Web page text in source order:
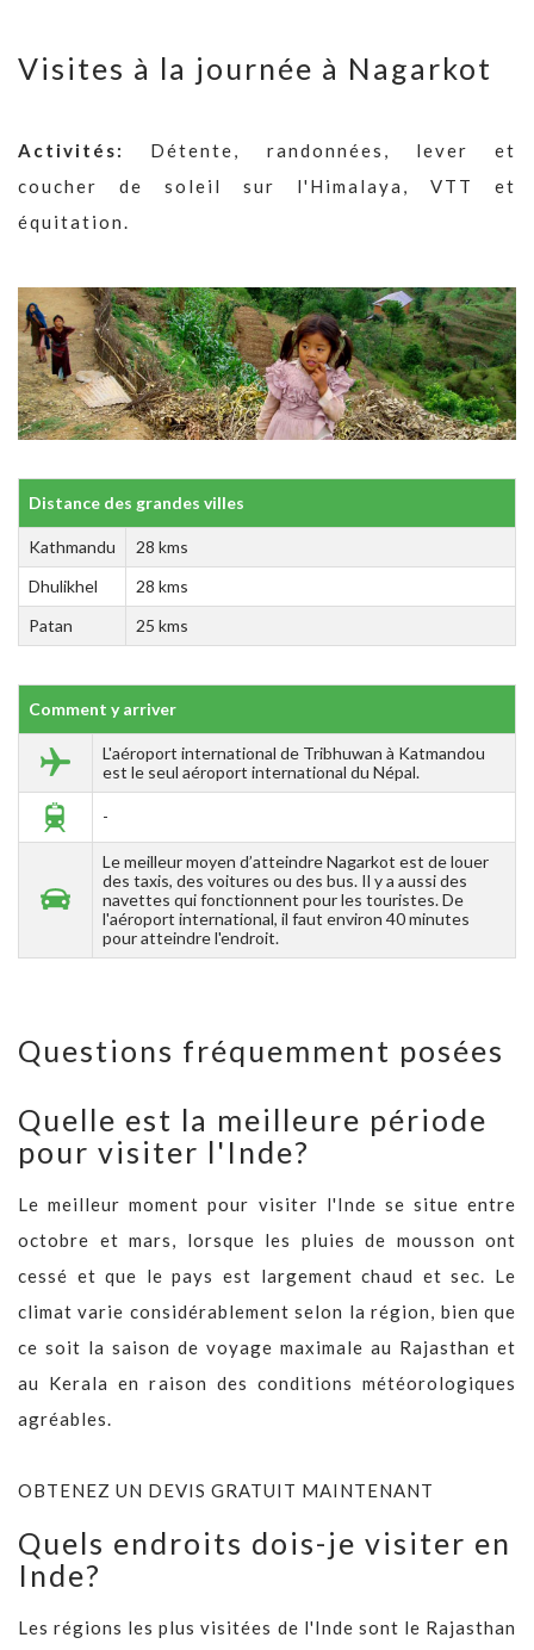
Visites à la journée à Nagarkot
Activités:
Détente, randonnées, lever et
coucher de soleil sur l'Himalaya, VTT et
équitation.
Distance des grandes villes
Kathmandu
28 kms
Dhulikhel
28 kms
Patan
25 kms
Comment y arriver
L'aéroport international de Tribhuwan à Katmandou
est le seul aéroport international du Népal.
-
Le meilleur moyen d’atteindre Nagarkot est de louer
des taxis, des voitures ou des bus. Il y a aussi des
navettes qui fonctionnent pour les touristes. De
l'aéroport international, il faut environ 40 minutes
pour atteindre l'endroit.
Questions fréquemment posées
Quelle est la meilleure période
pour visiter l'Inde?
Le meilleur moment pour visiter l'Inde se situe entre
octobre et mars, lorsque les pluies de mousson ont
cessé et que le pays est largement chaud et sec. Le
climat varie considérablement selon la région, bien que
ce soit la saison de voyage maximale au Rajasthan et
au Kerala en raison des conditions météorologiques
agréables.
OBTENEZ UN DEVIS GRATUIT MAINTENANT
Quels endroits dois-je visiter en
Inde?
Les régions les plus visitées de l'Inde sont le Rajasthan